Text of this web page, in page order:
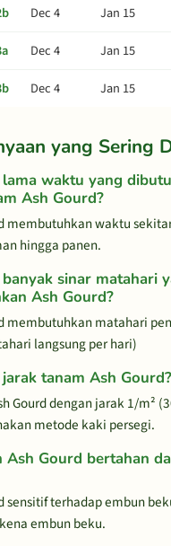
Dec 4 Jan 15
Dec 4 Jan 15
Dec 4 Jan 15
yang Sering
lama waktu yang
Ash Gourd?
membutuhkan waktu
hingga panen.
sinar matahari
Ash Gourd?
membutuhkan matahari
langsung per hari)
tanam Ash Gourd?
Gourd dengan jarak 1/m²
metode kaki persegi.
Ash Gourd bertahan
sensitif terhadap embun
embun beku.